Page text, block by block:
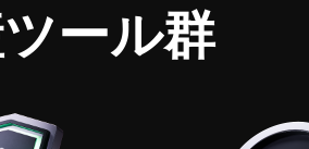
ール群